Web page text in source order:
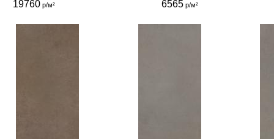
19760р/м² 6565 р/м²